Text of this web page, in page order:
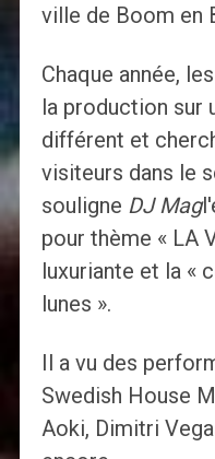
ville de Boom en
Chaque année,
la production sur
différent et
visiteurs dans le
souligne DJ Mag
pour thème « LA
luxuriante et la «
lunes ».
Il a vu des
Swedish House
Aoki, Dimitri